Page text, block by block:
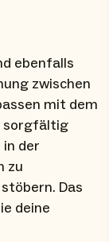
ebenfalls
zwischen
mit dem
sorgfältig
der
zu
Das
deine